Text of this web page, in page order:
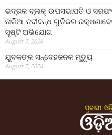
ଭଦ୍ରକ ବ୍ଲକ୍ ଉପସଭାପତି ଓ
ନାଳିଆ ନଦୀବନ୍ଧ ଗୁଡିକର
ସୃଷ୍ଟି ଅଭିଯୋଗ
August 7, 2026
ଯୁବକଙ୍କ ସନ୍ଦେହଜନକ ମୃତ୍ୟୁ
August 7, 2026